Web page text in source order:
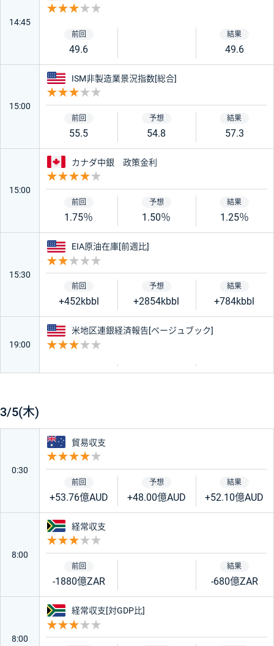
14:45
49.6 49.6
15:00
アメリカ
ISM非製造業景況指数[総合]
55.5 54.8 57.3
15:00
カナダ
カナダ中銀 政策金利
1.75％ 1.50％ 1.25％
15:30
アメリカ
EIA原油在庫[前週比]
+452kbbl +2854kbbl +784kbbl
19:00
アメリカ
米地区連銀経済報告[ベージュブック]
3/5(木)
0:30
オーストラリア
貿易収支
+53.76億AUD +48.00億AUD +52.10億AUD
8:00
南アフリカ
経常収支
-1880億ZAR -680億ZAR
8:00
南アフリカ
経常収支[対GDP比]